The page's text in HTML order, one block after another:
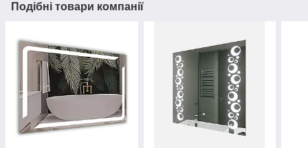
Подібні товари компанії